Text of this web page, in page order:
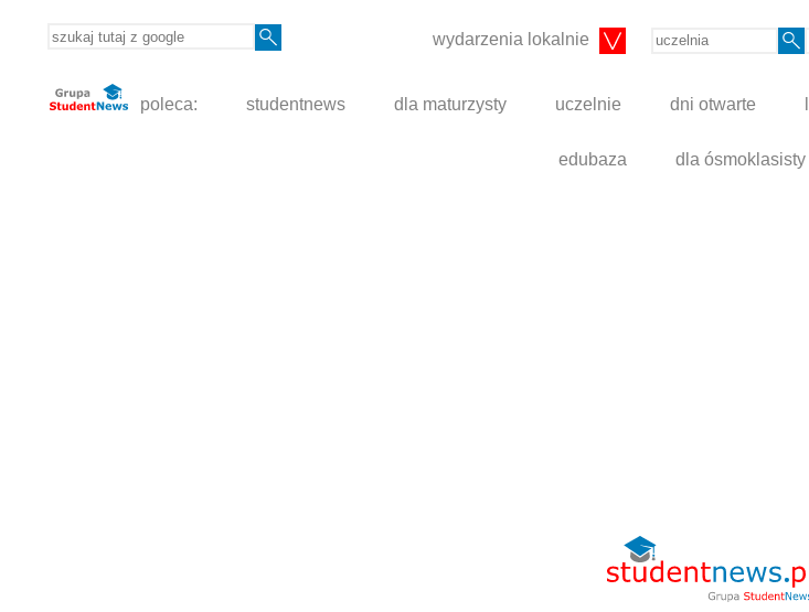
wydarzenia lokalnie
poleca: studentnews dla maturzysty uczelnie dni otwarte
edubaza dla ósmoklasisty